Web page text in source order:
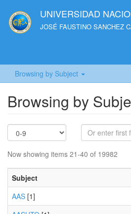
UNIVERSIDAD
JOSÉ FAUSTINO SANCHEZ
Browsing by Subject
Browsing by
Now showing items 21-40 of 19982
Subject
AAS [1]